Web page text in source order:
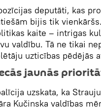
deputāti, kas
bijis tik
kaite – intrigas
valdību. Tā ne tikai
uzticības pēdējās
jaunās
uzskata, ka
Kučinska valdības